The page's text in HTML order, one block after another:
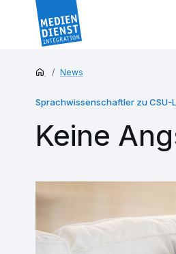
News
Sprachwissenschaftler zu CSU-
Keine